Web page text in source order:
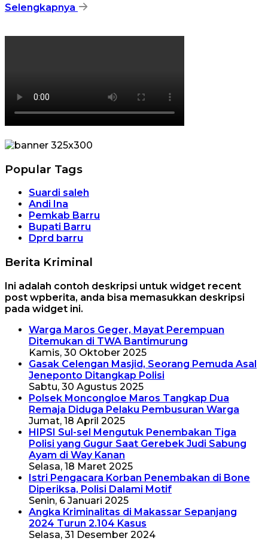
Selengkapnya
Popular Tags
Suardi saleh
Andi Ina
Pemkab Barru
Bupati Barru
Dprd barru
Berita Kriminal
Ini adalah contoh deskripsi untuk widget recent
post wpberita, anda bisa memasukkan deskripsi
pada widget ini.
Warga Maros Geger, Mayat Perempuan
Ditemukan di TWA Bantimurung
Kamis, 30 Oktober 2025
Gasak Celengan Masjid, Seorang Pemuda Asal
Jeneponto Ditangkap Polisi
Sabtu, 30 Agustus 2025
Polsek Moncongloe Maros Tangkap Dua
Remaja Diduga Pelaku Pembusuran Warga
Jumat, 18 April 2025
HIPSI Sul-sel Mengutuk Penembakan Tiga
Polisi yang Gugur Saat Gerebek Judi Sabung
Ayam di Way Kanan
Selasa, 18 Maret 2025
Istri Pengacara Korban Penembakan di Bone
Diperiksa, Polisi Dalami Motif
Senin, 6 Januari 2025
Angka Kriminalitas di Makassar Sepanjang
2024 Turun 2.104 Kasus
Selasa, 31 Desember 2024